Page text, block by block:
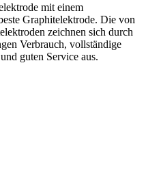
mit einem
Graphitelektrode. Die von
zeichnen sich durch
Verbrauch, vollständige
guten Service aus.